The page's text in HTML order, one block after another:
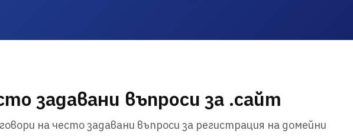
задавани въпроси за .сайт
на често задавани въпроси за регистрация на домейни